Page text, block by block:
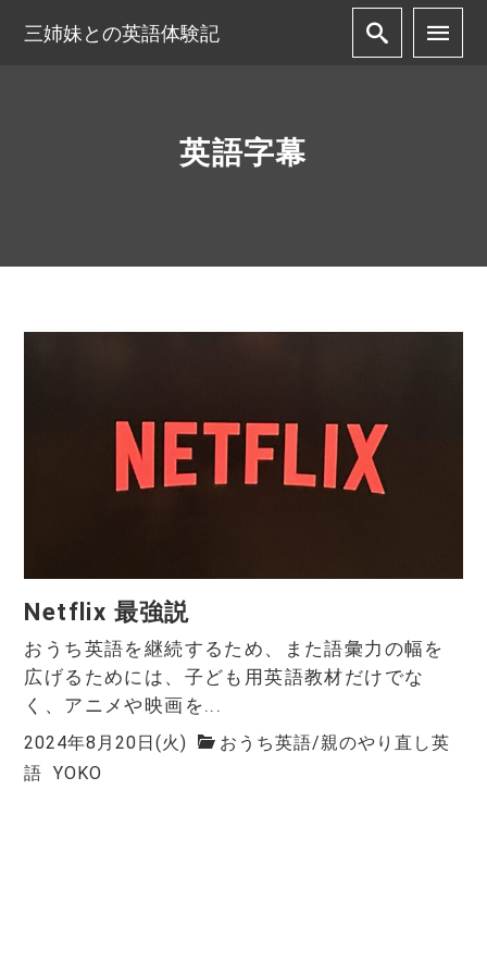
三姉妹との英語体験記
英語字幕
Netflix 最強説
おうち英語を継続するため、また語彙力の幅を
広げるためには、子ども用英語教材だけでな
く、アニメや映画を...
2024年8月20日(火) おうち英語/親のやり直し英
語
YOKO